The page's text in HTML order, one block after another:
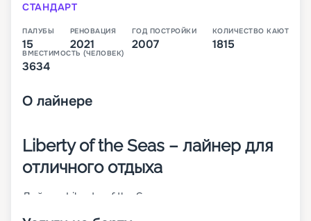
СТАНДАРТ
ПАЛУБЫ
15
РЕНОВАЦИЯ
2021
ГОД ПОСТРОЙКИ
2007
КОЛИЧЕСТВО КАЮТ
1815
ВМЕСТИМОСТЬ (ЧЕЛОВЕК)
3634
О лайнере
Liberty of the Seas – лайнер для
отличного отдыха
Лайнер Liberty of the Seas – круизное 15-